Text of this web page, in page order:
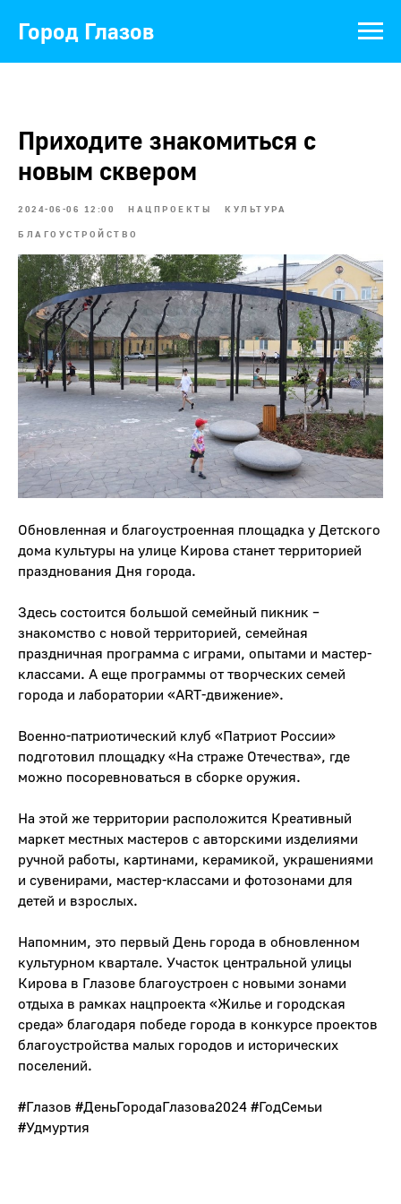
Город Глазов
Приходите знакомиться с
новым сквером
2024-06-06 12:00 НАЦПРОЕКТЫ КУЛЬТУРА
БЛАГОУСТРОЙСТВО
Обновленная и благоустроенная площадка у Детского
дома культуры на улице Кирова станет территорией
празднования Дня города.
Здесь состоится большой семейный пикник –
знакомство с новой территорией, семейная
праздничная программа с играми, опытами и мастер-
классами. А еще программы от творческих семей
города и лаборатории «ART-движение».
Военно-патриотический клуб «Патриот России»
подготовил площадку «На страже Отечества», где
можно посоревноваться в сборке оружия.
На этой же территории расположится Креативный
маркет местных мастеров с авторскими изделиями
ручной работы, картинами, керамикой, украшениями
и сувенирами, мастер-классами и фотозонами для
детей и взрослых.
Напомним, это первый День города в обновленном
культурном квартале. Участок центральной улицы
Кирова в Глазове благоустроен с новыми зонами
отдыха в рамках нацпроекта «Жилье и городская
среда» благодаря победе города в конкурсе проектов
благоустройства малых городов и исторических
поселений.
#Глазов #ДеньГородаГлазова2024 #ГодСемьи
#Удмуртия